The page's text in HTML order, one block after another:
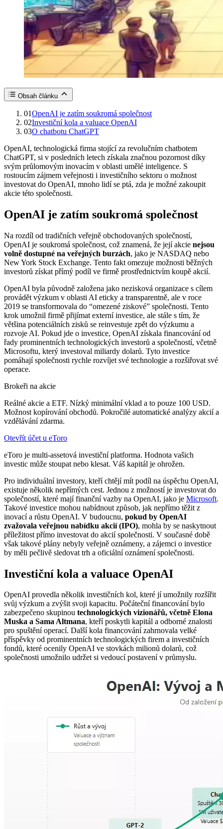
Obsah článku
01OpenAI je zatím soukromá společnost
02Investiční kola a valuace OpenAI
03O chatbotu ChatGPT
OpenAI, technologická firma stojící za revolučním chatbotem
ChatGPT, si v posledních letech získala značnou pozornost díky
svým průlomovým inovacím v oblasti umělé inteligence. S
rostoucím zájmem veřejnosti i investičního sektoru o možnost
investovat do OpenAI, mnoho lidí se ptá, zda je možné zakoupit
akcie této společnosti.
OpenAI je zatím soukromá společnost
Na rozdíl od tradičních veřejně obchodovaných společností,
OpenAI je soukromá společnost, což znamená, že její akcie nejsou
volně dostupné na veřejných burzách, jako je NASDAQ nebo
New York Stock Exchange. Tento fakt omezuje možnosti běžných
investorů získat přímý podíl ve firmě prostřednictvím koupě akcií.
OpenAI byla původně založena jako nezisková organizace s cílem
provádět výzkum v oblasti AI eticky a transparentně, ale v roce
2019 se transformovala do “omezené ziskové” společnosti. Tento
krok umožnil firmě přijímat externí investice, ale stále s tím, že
většina potenciálních zisků se reinvestuje zpět do výzkumu a
rozvoje AI. Pokud jde o investice, OpenAI získala financování od
řady prominentních technologických investorů a společností, včetně
Microsoftu, který investoval miliardy dolarů. Tyto investice
pomáhají společnosti rychle rozvíjet své technologie a rozšiřovat své
operace.
Brokeři na akcie
Reálné akcie a ETF. Nízký minimální vklad a to pouze 100 USD.
Možnost kopírování obchodů. Pokročilé automatické analýzy akcií a
vzdělávání zdarma.
Otevřít účet u eToro
eToro je multi-assetová investiční platforma. Hodnota vašich
investic může stoupat nebo klesat. Váš kapitál je ohrožen.
Pro individuální investory, kteří chtějí mít podíl na úspěchu OpenAI,
existuje několik nepřímých cest. Jednou z možností je investovat do
společností, které mají finanční vazby na OpenAI, jako je Microsoft.
Takové investice mohou nabídnout způsob, jak nepřímo těžit z
inovací a růstu OpenAI. V budoucnu, pokud by OpenAI
zvažovala veřejnou nabídku akcií (IPO), mohla by se naskytnout
příležitost přímo investovat do akcií společnosti. V současné době
však takové plány nebyly veřejně oznámeny, a zájemci o investice
by měli pečlivě sledovat trh a oficiální oznámení společnosti.
Investiční kola a valuace OpenAI
OpenAI provedla několik investičních kol, které jí umožnily rozšířit
svůj výzkum a zvýšit svoji kapacitu. Počáteční financování bylo
zabezpečeno skupinou technologických vizionářů, včetně Elona
Muska a Sama Altmana, kteří poskytli kapitál a odborné znalosti
pro spuštění operací. Další kola financování zahrnovala velké
příspěvky od prominentních technologických firem a investičních
fondů, které ocenily OpenAI ve stovkách milionů dolarů, což
společnosti umožnilo udržet si vedoucí postavení v průmyslu.